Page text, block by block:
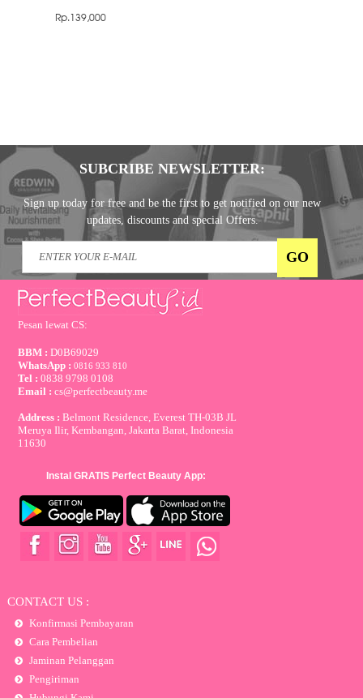
Rp.139,000
SUBCRIBE NEWSLETTER:
Sign up today for free and be the first to get notified on our new
updates, discounts and special Offers.
Pesan lewat CS:
BBM : D0B69029
WhatsApp :0816 933 810
Tel :0838 9798 0108
Email :cs@perfectbeauty.me
Address : Belmont Residence, Everest TH-03B JL
Meruya Ilir, Kembangan, Jakarta Barat, Indonesia
11630
Instal GRATIS Perfect Beauty App:
CONTACT US :
Konfirmasi Pembayaran
Cara Pembelian
Jaminan Pelanggan
Pengiriman